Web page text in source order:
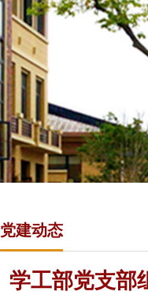
党建动态
学工部党支部